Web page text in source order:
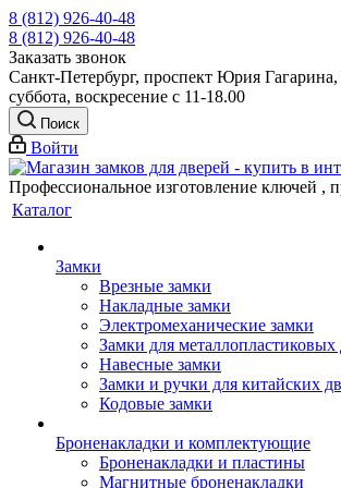
8 (812) 926-40-48
8 (812) 926-40-48
Заказать звонок
Санкт-Петербург, проспект Юрия
суббота, воскресение с 11-18.00
Поиск
Войти
Профессиональное изготовление ключей ,
Каталог
Замки
Врезные замки
Накладные замки
Электромеханические замки
Замки для металлопластиковых
Навесные замки
Замки и ручки для китайских
Кодовые замки
Броненакладки и комплектующие
Броненакладки и пластины
Магнитные броненакладки